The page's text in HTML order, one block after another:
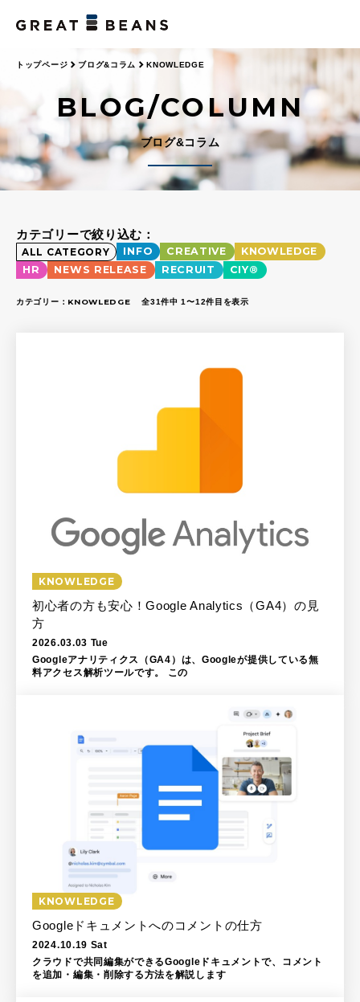
トップページ ブログ&コラム KNOWLEDGE
BLOG/COLUMN
ブログ&コラム
カテゴリーで絞り込む：
ALL CATEGORY INFO CREATIVE
KNOWLEDGE
HR
NEWS RELEASE RECRUIT CIY®
カテゴリー： KNOWLEDGE 全31件中 1〜12件目を表示
KNOWLEDGE
初心者の方も安心！Google Analytics（GA4）の見
方
2026.03.03 Tue
Googleアナリティクス（GA4）は、Googleが提供している無
料アクセス解析ツールです。 この
KNOWLEDGE
Googleドキュメントへのコメントの仕方
2024.10.19 Sat
クラウドで共同編集ができるGoogleドキュメントで、コメント
を追加・編集・削除する方法を解説します